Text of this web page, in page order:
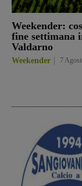
Weekender:
fine settimana
Valdarno
Weekender 7